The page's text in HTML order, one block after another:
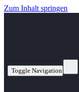
Zum Inhalt springen
Toggle Navigation